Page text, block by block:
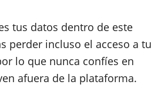
tus datos dentro de este
perder incluso el acceso a tu
lo que nunca confíes en
afuera de la plataforma.